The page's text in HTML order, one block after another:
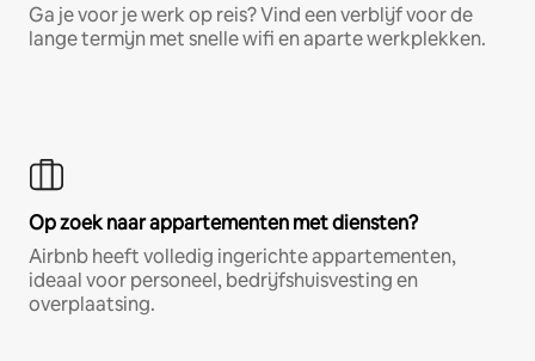
Ga je voor je werk op reis? Vind een verblijf voor de
lange termijn met snelle wifi en aparte werkplekken.
Op zoek naar appartementen met diensten?
Airbnb heeft volledig ingerichte appartementen,
ideaal voor personeel, bedrijfshuisvesting en
overplaatsing.